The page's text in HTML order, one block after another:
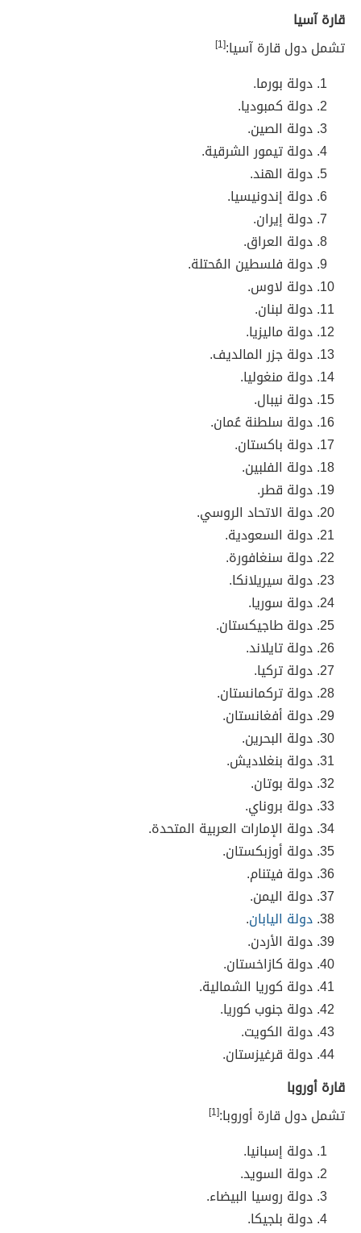
قارة آسيا
تشمل دول قارة آسيا:[1]
دولة بورما.
دولة كمبوديا.
دولة الصين.
دولةتيمور الشرقية.
دولة الهند.
دولة إندونيسيا.
دولة إيران.
دولة العراق.
دولة فلسطين المُحتلة.
دولة لاوس.
دولة لبنان.
دولة ماليزيا.
دولةجزر المالديف.
دولة منغوليا.
دولة نيبال.
دولة سلطنة عُمان.
دولة باكستان.
دولة الفلبين.
دولة قطر.
دولة الاتحاد الروسي.
دولة السعودية.
دولة سنغافورة.
دولة سيريلانكا.
دولة سوريا.
دولةطاجيكستان.
دولةتايلاند.
دولةتركيا.
دولةتركمانستان.
دولة أفغانستان.
دولة البحرين.
دولة بنغلاديش.
دولة بوتان.
دولة بروناي.
دولة الإمارات العربية المتحدة.
دولة أوزبكستان.
دولة فيتنام.
دولة اليمن.
دولة اليابان.
دولة الأردن.
دولة كازاخستان.
دولة كوريا الشمالية.
دولة جنوب كوريا.
دولة الكويت.
دولة قرغيزستان.
قارة أوروبا
تشمل دول قارة أوروبا:[1]
دولة إسبانيا.
دولة السويد.
دولة روسيا البيضاء.
دولة بلجيكا.